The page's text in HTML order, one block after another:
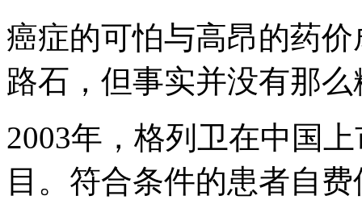
癌症的可怕与高昂的药
路石，但事实并没有那么
2003年，格列卫在中国
目。符合条件的患者自